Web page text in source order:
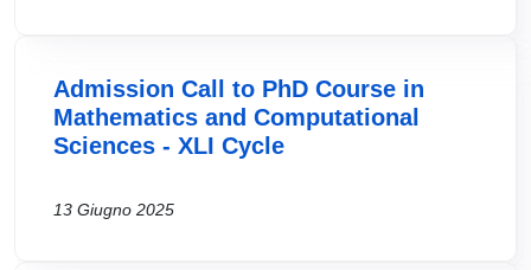
Admission Call to PhD Course in
Mathematics and Computational
Sciences - XLI Cycle
13 Giugno 2025